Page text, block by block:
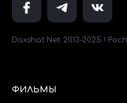
Daxshat.Net 2013-2025 !
ФИЛЬМЫ